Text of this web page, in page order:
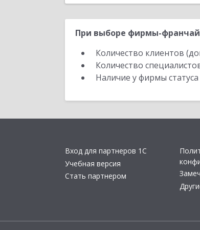
При выборе фирмы-
Количество клиентов
Количество
Наличие у фирмы статуса
Вход для партнеров 1С
Учебная версия
Стать партнером